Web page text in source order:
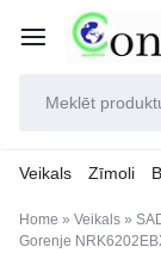
Veikals Zīmoli
Home » Veikals »
Gorenje